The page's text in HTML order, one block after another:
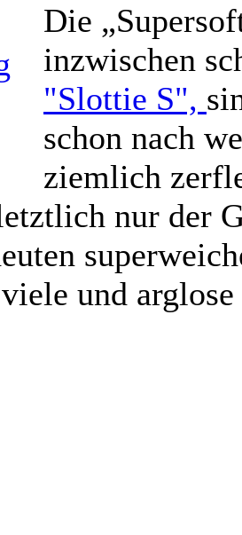
Die
inzwischen
"Slottie S",
schon nach
ziemlich
nur der
und